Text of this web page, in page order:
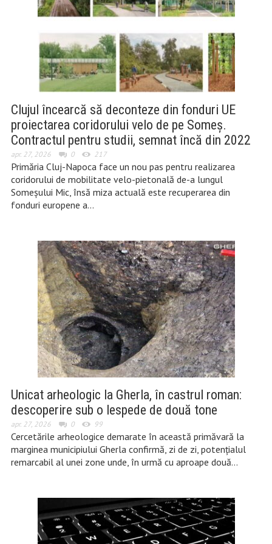
Clujul încearcă să deconteze din fonduri UE
proiectarea coridorului velo de pe Someș.
Contractul pentru studii, semnat încă din 2022
apr. 27, 2026 0 217
Primăria Cluj-Napoca face un nou pas pentru realizarea
coridorului de mobilitate velo-pietonală de-a lungul
Someșului Mic, însă miza actuală este recuperarea din
fonduri europene a…
Unicat arheologic la Gherla, în castrul roman:
descoperire sub o lespede de două tone
apr. 27, 2026 0 99
Cercetările arheologice demarate în această primăvară la
marginea municipiului Gherla confirmă, zi de zi, potențialul
remarcabil al unei zone unde, în urmă cu aproape două…